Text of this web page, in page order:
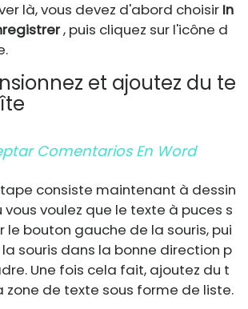
là, vous devez d'abord choisir In
, puis cliquez sur l'icône d
et ajoutez du te
Comentarios En Word
consiste maintenant à dessin
voulez que le texte à puces s
le bouton gauche de la souris, pui
souris dans la bonne direction p
Une fois cela fait, ajoutez du t
zone de texte sous forme de liste.